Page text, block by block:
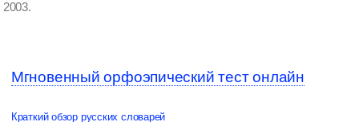
2003.
Мгновенный орфоэпический тест онлайн
Краткий обзор русских словарей